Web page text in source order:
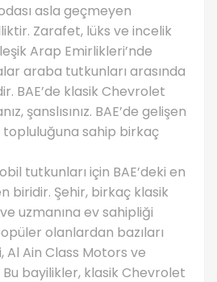
asla geçmeyen
Zarafet, lüks ve incelik
Arap Emirlikleri’nde
araba tutkunları arasında
BAE’de klasik Chevrolet
şanslısınız. BAE’de gelişen
sahip birkaç
tutkunları için BAE’deki en
biridir. Şehir, birkaç klasik
uzmanına ev sahipliği
olanlardan bazıları
Al Ain Class Motors ve
Bu bayilikler, klasik Chevrolet